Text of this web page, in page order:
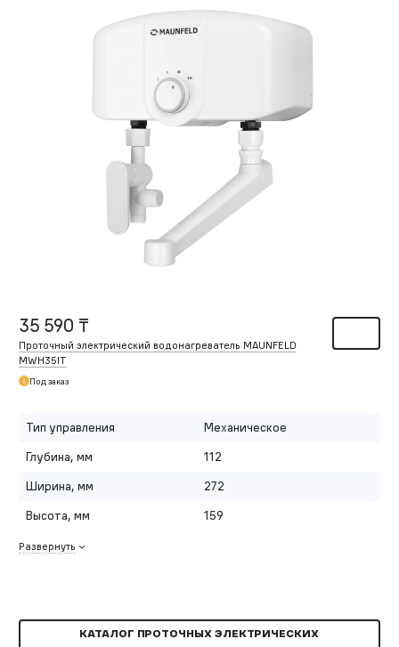
35 590 ₸
Проточный электрический водонагреватель MAUNFELD
MWH35IT
Под заказ
Тип управления
Механическое
Глубина, мм
112
Ширина, мм
272
Высота, мм
159
Развернуть
КАТАЛОГ ПРОТОЧНЫХ ЭЛЕКТРИЧЕСКИХ